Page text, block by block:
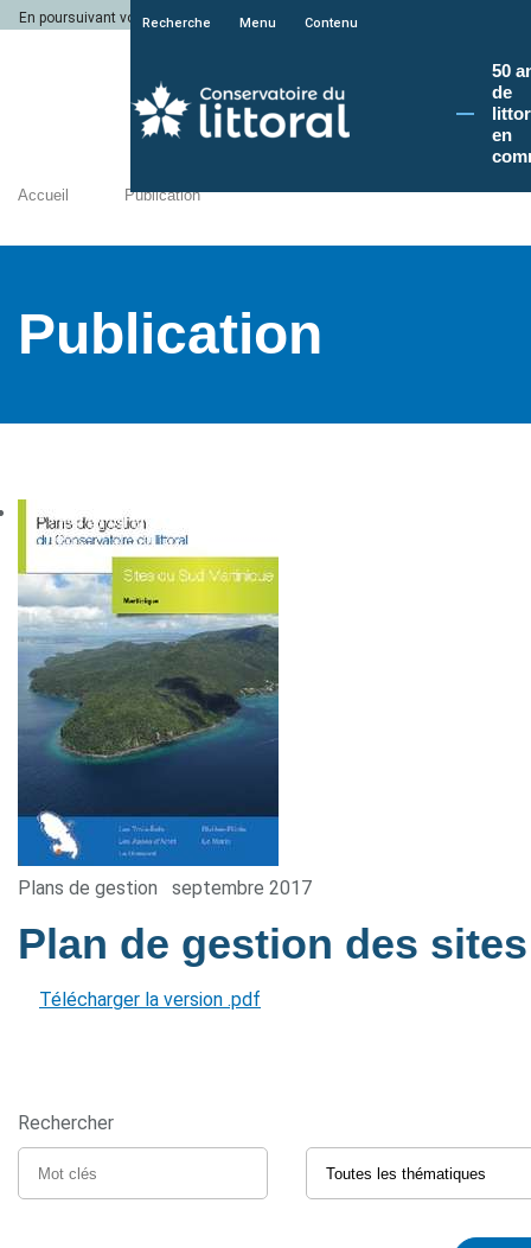
En poursuivant votre navigation sur le site du Conservatoire du littoral, vous
Recherche Menu Contenu
50
de
en
Accueil Publication
Publication
Plans de gestion septembre 2017
Plan de gestion des
Télécharger la version .pdf
Rechercher